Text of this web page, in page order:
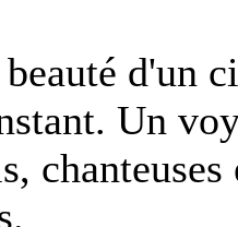
d'un
Un